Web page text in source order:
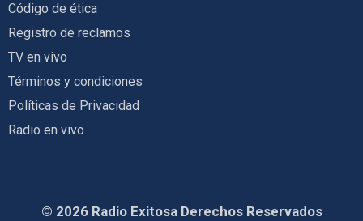
Código de ética
Registro de reclamos
TV en vivo
Términos y condiciones
Políticas de Privacidad
Radio en vivo
© 2026 Radio Exitosa Derechos Reservados